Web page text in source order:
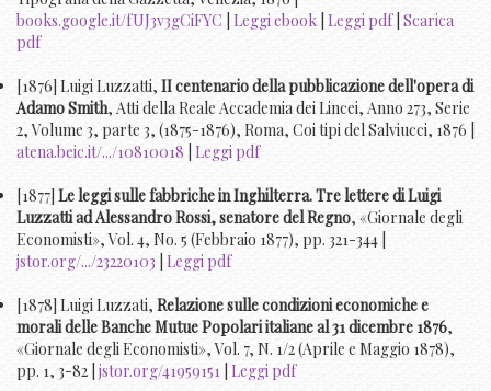
books.google.it/fUJ3v3gCiFYC Leggi ebook Leggi pdf| Scarica
pdf
[1876] Luigi Luzzatti, II centenario della pubblicazione dell'opera di
Adamo Smith, Atti della Reale Accademia dei Lincei, Anno 273, Serie
2, Volume 3, parte 3, (1875-1876), Roma, Coi tipi del Salviucci, 1876 |
atena.beic.it/.../10810018
Leggi pdf
[1877] Le leggi sulle fabbriche in Inghilterra. Tre lettere di Luigi
Luzzatti ad Alessandro Rossi, senatore del Regno, «Giornale degli
Economisti», Vol. 4, No. 5 (Febbraio 1877), pp. 321-344 |
jstor.org/.../23220103 Leggi pdf
[1878] Luigi Luzzati, Relazione sulle condizioni economiche e
morali delle Banche Mutue Popolari italiane al 31 dicembre 1876,
«Giornale degli Economisti», Vol. 7, N. 1/2 (Aprile e Maggio 1878),
pp. 1, 3-82 | jstor.org/41959151 Leggi pdf